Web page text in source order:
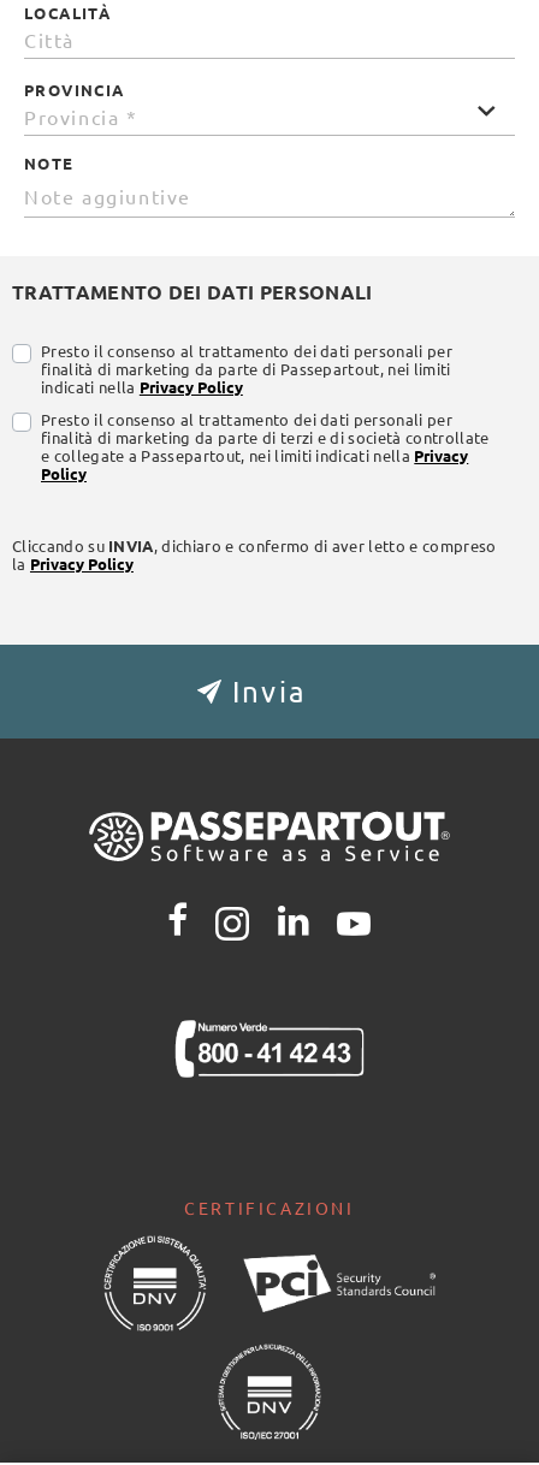
LOCALITÀ
PROVINCIA
NOTE
TRATTAMENTO DEI DATI PERSONALI
Presto il consenso al trattamento dei dati personali per
finalità di marketing da parte di Passepartout, nei limiti
indicati nella Privacy Policy
Presto il consenso al trattamento dei dati personali per
finalità di marketing da parte di terzi e di società controllate
e collegate a Passepartout, nei limiti indicati nella Privacy
Policy
Cliccando su INVIA, dichiaro e confermo di aver letto e compreso
la Privacy Policy
CERTIFICAZIONI